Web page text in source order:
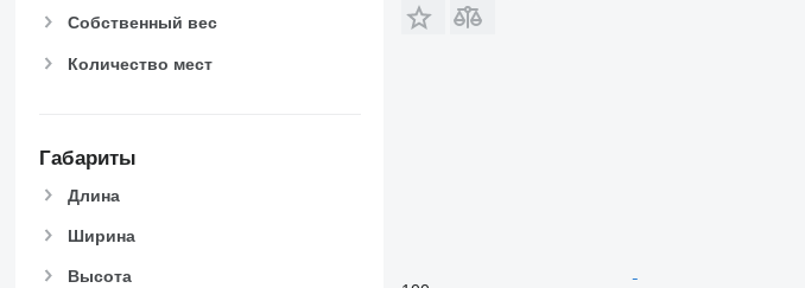
Собственный вес
Количество мест
Габариты
Длина
Ширина
Высота